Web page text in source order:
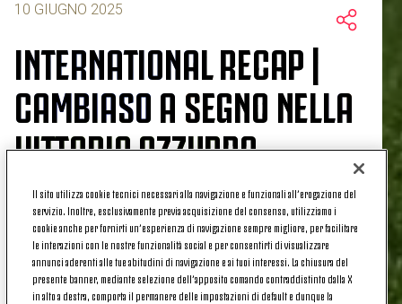
10 GIUGNO 2025
INTERNATIONAL RECAP |
CAMBIASO A SEGNO NELLA
VITTORIA AZZURRA,
ESORDIO CON GOL PER
ADZIC
Il sito utilizza cookie tecnici necessari alla navigazione e funzionali all’erogazione del
servizio. Inoltre, esclusivamente previa acquisizione del consenso, utilizziamo i
cookie anche per fornirti un’esperienza di navigazione sempre migliore, per facilitare
le interazioni con le nostre funzionalità social e per consentirti di visualizzare
annunci aderenti alle tue abitudini di navigazione e ai tuoi interessi. La chiusura del
presente banner, mediante selezione dell’apposito comando contraddistinto dalla X
in alto a destra, comporta il permanere delle impostazioni di default e dunque la